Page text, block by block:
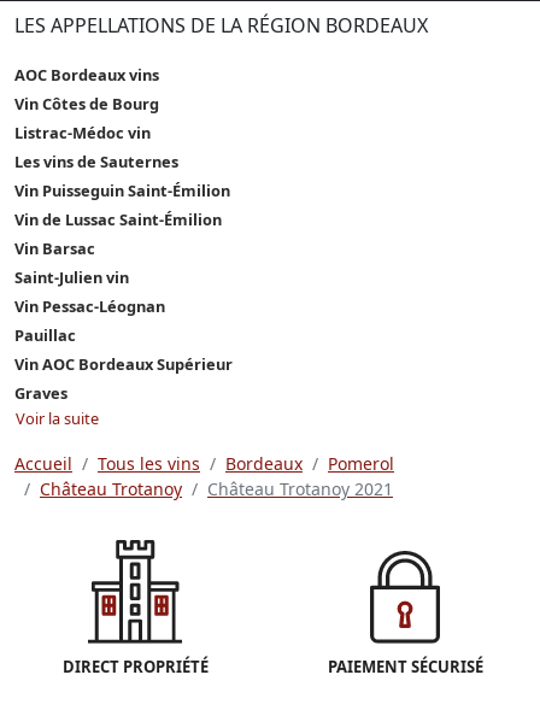
LES APPELLATIONS DE LA RÉGION BORDEAUX
AOC Bordeaux vins
Vin Côtes de Bourg
Listrac-Médoc vin
Les vins de Sauternes
Vin Puisseguin Saint-Émilion
Vin de Lussac Saint-Émilion
Vin Barsac
Saint-Julien vin
Vin Pessac-Léognan
Pauillac
Vin AOC Bordeaux Supérieur
Graves
Voir la suite
Accueil Tous les vins Bordeaux
Pomerol
Château Trotanoy
Château Trotanoy 2021
DIRECT PROPRIÉTÉ PAIEMENT SÉCURISÉ